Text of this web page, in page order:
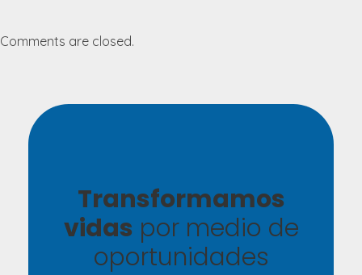
Comments are closed.
Transformamos
vidas por medio de
oportunidades